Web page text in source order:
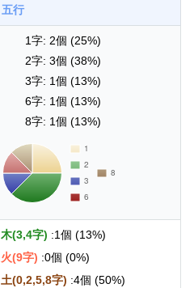
五行
1字: 2個 (25%)
2字: 3個 (38%)
3字: 1個 (13%)
6字: 1個 (13%)
8字: 1個 (13%)
木(3,4字) :1個 (13%)
火(9字) :0個 (0%)
土(0,2,5,8字) :4個 (50%)